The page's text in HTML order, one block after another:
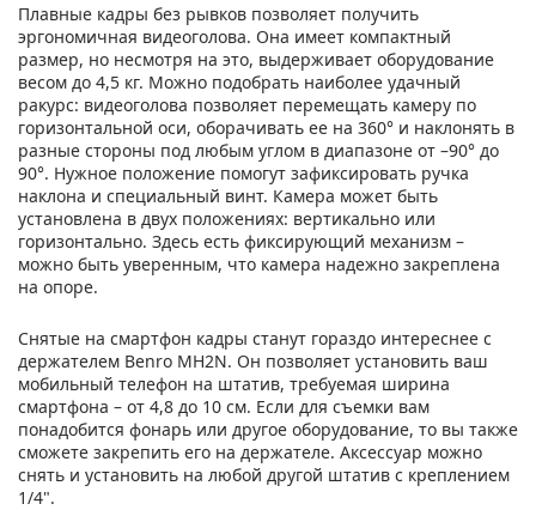
Плавные кадры без рывков позволяет получить
эргономичная видеоголова. Она имеет компактный
размер, но несмотря на это, выдерживает оборудование
весом до 4,5 кг. Можно подобрать наиболее удачный
ракурс: видеоголова позволяет перемещать камеру по
горизонтальной оси, оборачивать ее на 360° и наклонять в
разные стороны под любым углом в диапазоне от –90° до
90°. Нужное положение помогут зафиксировать ручка
наклона и специальный винт. Камера может быть
установлена в двух положениях: вертикально или
горизонтально. Здесь есть фиксирующий механизм –
можно быть уверенным, что камера надежно закреплена
на опоре.
Снятые на смартфон кадры станут гораздо интереснее с
держателем Benro MH2N. Он позволяет установить ваш
мобильный телефон на штатив, требуемая ширина
смартфона – от 4,8 до 10 cм. Если для съемки вам
понадобится фонарь или другое оборудование, то вы также
сможете закрепить его на держателе. Аксессуар можно
снять и установить на любой другой штатив с креплением
1/4".